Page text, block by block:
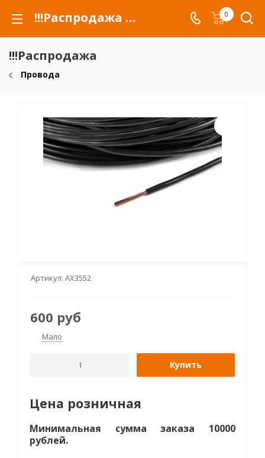
!!!Распродажа для автомобилей российских марок и сельхозтехники 0
!!!Распродажа
Провода
Артикул: AX3552
600 руб
Мало
Купить
Цена розничная
Минимальная сумма заказа 10000
рублей.